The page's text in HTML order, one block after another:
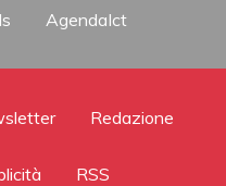
AgendaIct
Redazione
RSS